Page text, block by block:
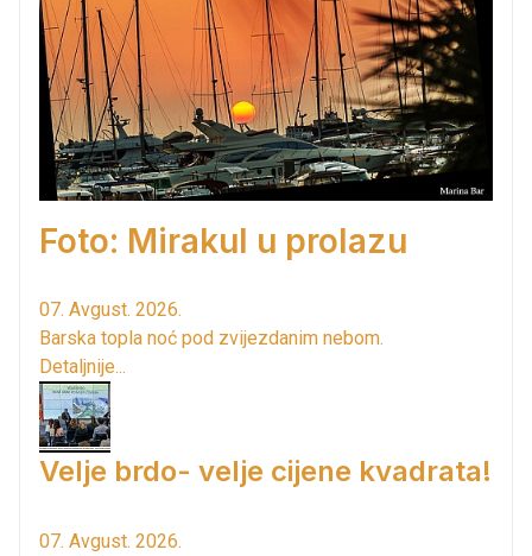
Foto: Mirakul u prolazu
07. Avgust. 2026.
Barska topla noć pod zvijezdanim nebom.
Detaljnije...
Velje brdo- velje cijene kvadrata!
07. Avgust. 2026.